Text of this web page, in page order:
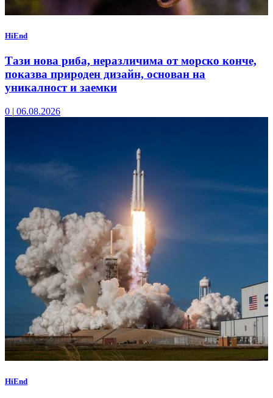
HiEnd
Тази нова риба, неразличима от морско конче,
показва природен дизайн, основан на
уникалност и заемки
0 | 06.08.2026
HiEnd